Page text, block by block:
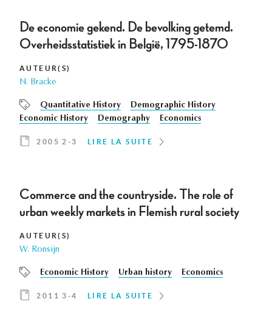
De economie gekend. De bevolking getemd.
Overheidsstatistiek in België, 1795-1870
AUTEUR(S)
N. Bracke
Quantitative History
Demographic History
Economic History
Demography Economics
2005 2-3 LIRE LA SUITE
Commerce and the countryside. The role of
urban weekly markets in Flemish rural society
AUTEUR(S)
W. Ronsijn
Economic History Urban history Economics
2011 3-4 LIRE LA SUITE